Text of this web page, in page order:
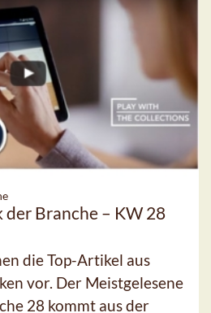
Branche – KW 28
die Top-Artikel aus
vor. Der Meistgelesene
28 kommt aus der